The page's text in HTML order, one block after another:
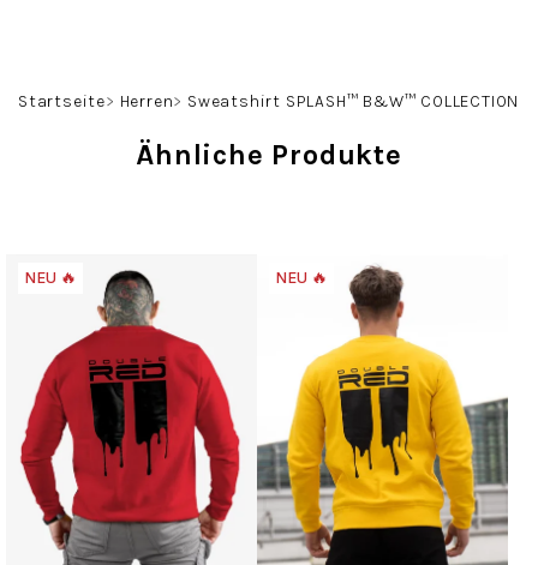
Startseite Herren Sweatshirt SPLASH™ B&W™ COLLECTION
Ähnliche Produkte
NEU 🔥 NEU 🔥